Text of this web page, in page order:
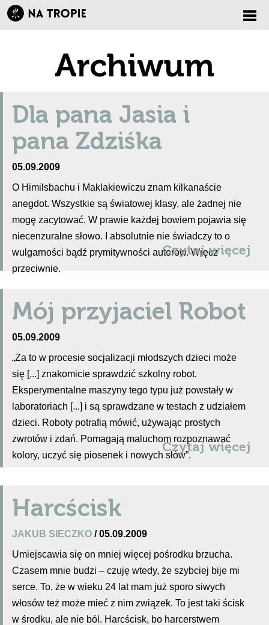
Archiwum
Dla pana Jasia i
pana Zdziśka
05.09.2009
O Himilsbachu i Maklakiewiczu znam kilkanaście
anegdot. Wszystkie są światowej klasy, ale żadnej nie
mogę zacytować. W prawie każdej bowiem pojawia się
niecenzuralne słowo. I absolutnie nie świadczy to o
wulgarności bądź prymitywności autorów. Wręcz
przeciwnie.
Czytaj więcej
Mój przyjaciel Robot
05.09.2009
„Za to w procesie socjalizacji młodszych dzieci może
się [...] znakomicie sprawdzić szkolny robot.
Eksperymentalne maszyny tego typu już powstały w
laboratoriach [...] i są sprawdzane w testach z udziałem
dzieci. Roboty potrafią mówić, używając prostych
zwrotów i zdań. Pomagają maluchom rozpoznawać
kolory, uczyć się piosenek i nowych słów”.Czytaj więcej
Harcścisk
JAKUB SIECZKO / 05.09.2009
Umiejscawia się on mniej więcej pośrodku brzucha.
Czasem mnie budzi – czuję wtedy, że szybciej bije mi
serce. To, że w wieku 24 lat mam już sporo siwych
włosów też może mieć z nim związek. To jest taki ścisk
w środku, ale nie ból. Harcścisk, bo harcerstwem